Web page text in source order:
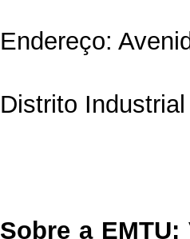
Endereço:
Distrito
Sobre a EMTU: